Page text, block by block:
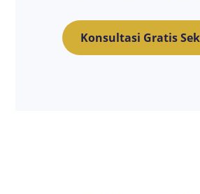
Konsultasi Gratis